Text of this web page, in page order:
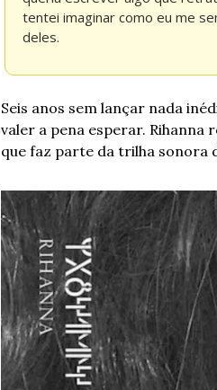
tentei imaginar como eu me
deles.
Seis anos sem lançar nada
valer a pena esperar. Rihanna
que faz parte da trilha sonora